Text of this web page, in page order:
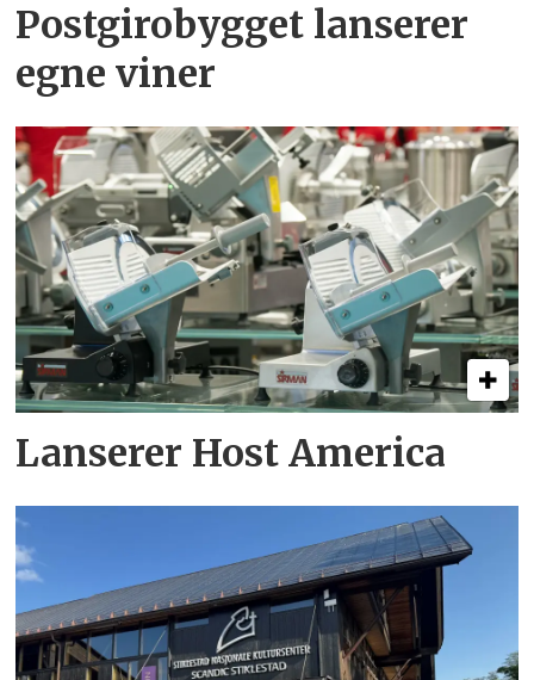
Postgirobygget lanserer
egne viner
Lanserer Host America